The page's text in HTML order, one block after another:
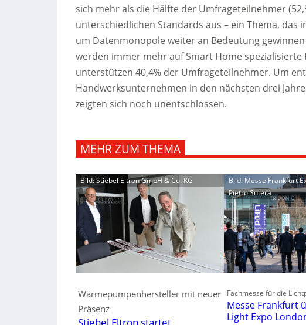
sich mehr als die Hälfte der Umfrageteilnehmer
unterschiedlichen Standards aus – ein Thema,
um Datenmonopole weiter an Bedeutung
werden immer mehr auf Smart Home spezialisierte
unterstützen 40,4% der Umfrageteilnehmer. Um
Handwerksunternehmen in den nächsten drei
zeigten sich noch unentschlossen.
MEHR ZUM THEMA
Bild: Stiebel Eltron GmbH & Co. KG
Wärmepumpenhersteller mit neuer
Präsenz
Bild: Messe Frankfurt
Pietro Sutera
Fachmesse für die
Messe Frankfurt
Light Expo